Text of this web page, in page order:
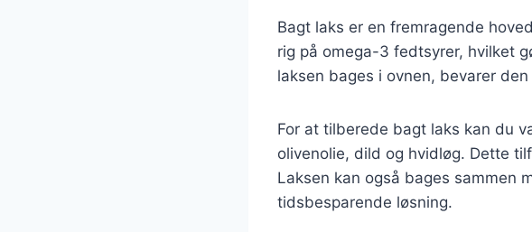
Bagt laks er en fremragende
rig på omega-3 fedtsyrer, hvilket
laksen bages i ovnen, bevarer
For at tilberede bagt laks kan du
olivenolie, dild og hvidløg. Dette
Laksen kan også bages sammen
tidsbesparende løsning.